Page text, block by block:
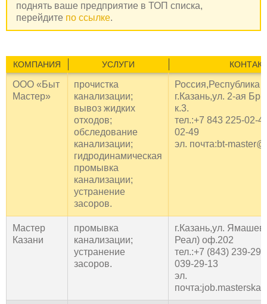
поднять ваше предприятие в ТОП списка,
перейдите по ссылке.
КОМПАНИЯ УСЛУГИ
ООО «Быт
Мастер»
прочистка
канализации;
вывоз жидких
отходов;
обследование
канализации;
гидродинамическая
промывка
канализации;
устранение
засоров.
Россия,Республика
г.Казань,ул. 2-ая
к.3.
тел.:+7 843 225-02-
02-49
эл. почта:bt-
Мастер
Казани
промывка
канализации;
устранение
засоров.
г.Казань,ул.
Реал) оф.202
тел.:+7 (843) 239-
039-29-13
эл.